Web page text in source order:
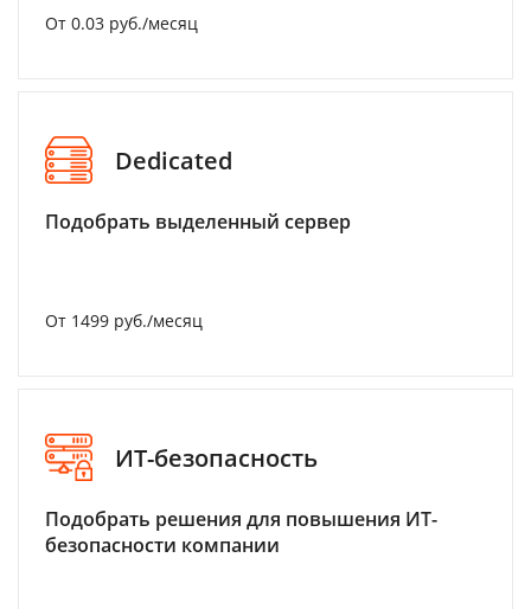
От 0.03 руб./месяц
Dedicated
Подобрать выделенный сервер
От 1499 руб./месяц
ИТ-безопасность
Подобрать решения для повышения ИТ-
безопасности компании